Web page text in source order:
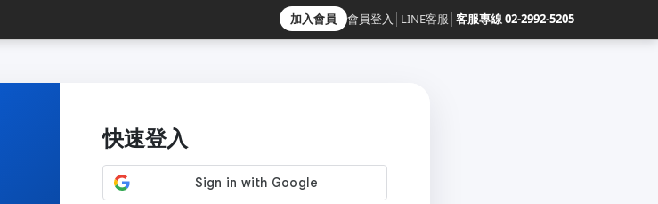
加入會員 會員登入 LINE客服 客服專線 02-2992-5205
快速登入